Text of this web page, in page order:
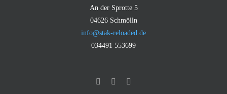
An der Sprotte 5
04626 Schmölln
info@stak-reloaded.de
034491 553699